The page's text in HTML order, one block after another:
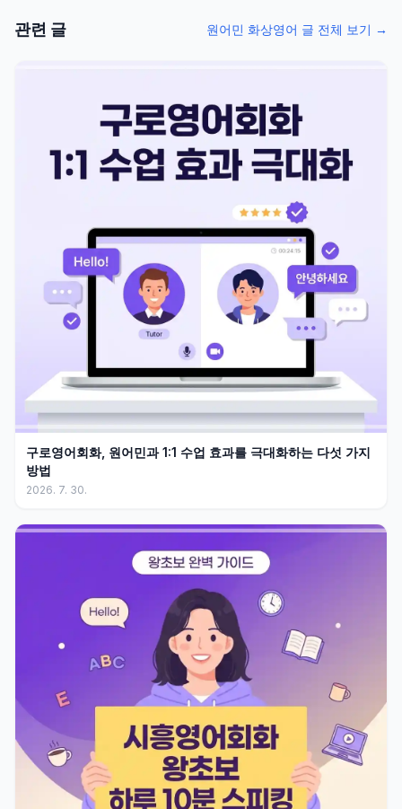
관련 글 원어민 화상영어 글 전체 보기 →
구로영어회화, 원어민과 1:1 수업 효과를 극대화하는 다섯 가지
방법
2026. 7. 30.